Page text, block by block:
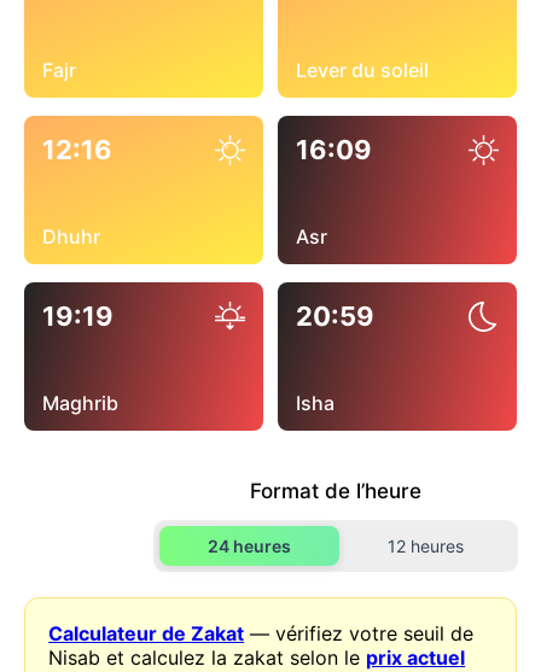
Fajr Lever du soleil
12:16
Dhuhr
16:09
Asr
19:19
Maghrib
20:59
Isha
Format de l’heure
24 heures 12 heures
Calculateur de Zakat — vérifiez votre seuil de
Nisab et calculez la zakat selon le prix actuel